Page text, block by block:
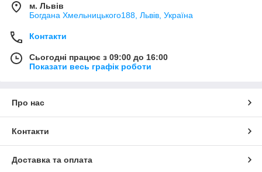
м. Львів
Богдана Хмельницького188, Львів, Україна
Контакти
Сьогодні працює з 09:00 до 16:00
Показати весь графік роботи
Про нас
Контакти
Доставка та оплата